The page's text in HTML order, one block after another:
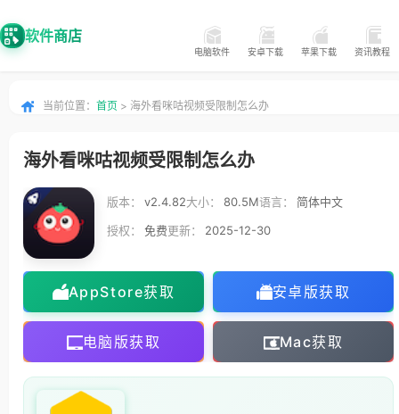
软件商店
电脑软件 安卓下载 苹果下载 资讯教程
当前位置： 首页 > 海外看咪咕视频受限制怎么办
海外看咪咕视频受限制怎么办
版本： v2.4.82大小： 80.5M语言：
简体中文
授权：
免费更新： 2025-12-30
AppStore获取 安卓版获取
电脑版获取 Mac获取